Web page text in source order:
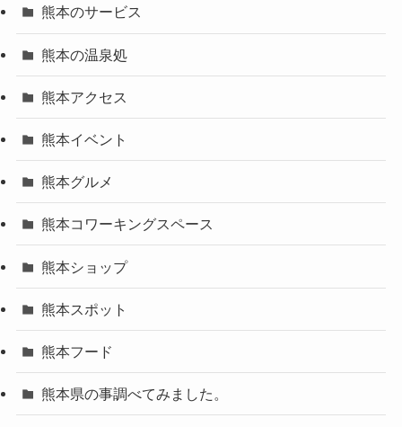
熊本のサービス
熊本の温泉処
熊本アクセス
熊本イベント
熊本グルメ
熊本コワーキングスペース
熊本ショップ
熊本スポット
熊本フード
熊本県の事調べてみました。